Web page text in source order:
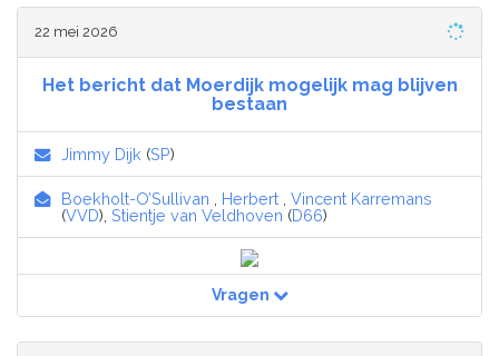
22 mei 2026
Het bericht dat Moerdijk mogelijk mag blijven
bestaan
Jimmy Dijk (SP)
Boekholt-O’Sullivan Herbert
Vincent Karremans
(VVD), Stientje van Veldhoven (D66)
Vragen